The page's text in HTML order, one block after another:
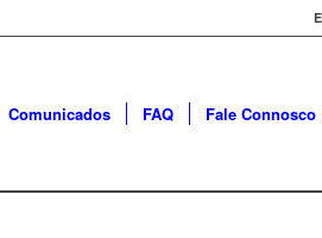
Comunicados FAQ Fale Connosco